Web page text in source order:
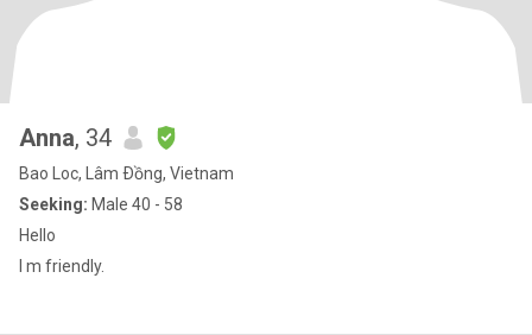
Anna, 34
Bao Loc, Lâm Ðồng, Vietnam
Seeking: Male 40 - 58
Hello
I m friendly.